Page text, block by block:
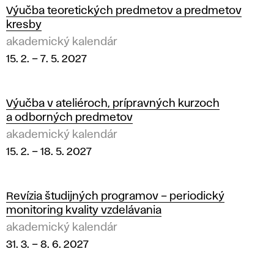
0
2
7
Výučba teoretických predmetov a predmetov
kresby
akademický kalendár
15. 2. – 7. 5. 2027
Výučba v ateliéroch, prípravných kurzoch
a odborných predmetov
akademický kalendár
15. 2. – 18. 5. 2027
Revízia študijných programov – periodický
monitoring kvality vzdelávania
akademický kalendár
31. 3. – 8. 6. 2027